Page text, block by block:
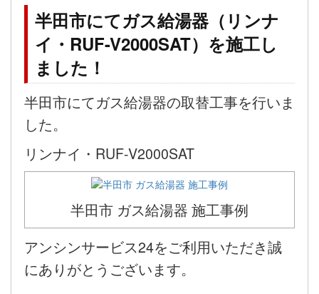
半田市にてガス給湯器（リンナ
イ・RUF-V2000SAT）を施工し
ました！
半田市にてガス給湯器の取替工事を行いま
した。
リンナイ・RUF-V2000SAT
半田市 ガス給湯器 施工事例
アンシンサービス24をご利用いただき誠
にありがとうございます。